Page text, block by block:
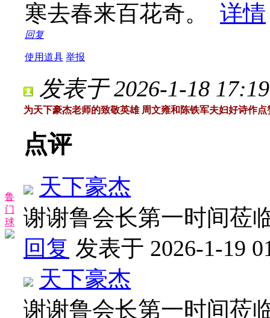
寒去春来百花奇。 详情
回复
使用道具 举报
鲁
门
球
发表于 2026-1-18
为天下豪杰老师的致敬英雄 周文雍和陈铁军夫妇好诗作点
点评
天下豪杰
谢谢鲁会长第一时间莅
回复 发表于 2026-1-19
天下豪杰
谢谢鲁会长第一时间莅